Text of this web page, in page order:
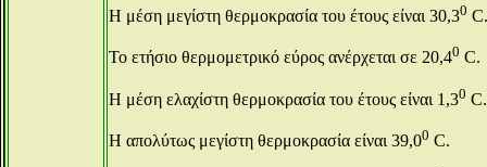
Η μέση μεγίστη θερμοκρασία του έτους είναι 30,30 C.
Το ετήσιο θερμομετρικό εύρος ανέρχεται σε 20,40 C.
Η μέση ελαχίστη θερμοκρασία του έτους είναι 1,30 C.
Η απολύτως μεγίστη θερμοκρασία είναι 39,00 C.